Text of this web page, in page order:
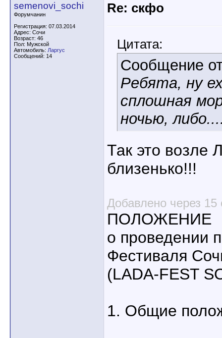
semenovi_sochi
Форумчанин
Регистрация: 07.03.2014
Адрес: Сочи
Возраст: 46
Пол: Мужской
Автомобиль: Ларгус
Сообщений: 14
Re: скфо
Цитата:
Сообщение
Ребята, ну
сплошная
ночью,
Так это возле
близенько!!!
Добавлено через 15
ПОЛОЖЕНИЕ
о проведении
Фестиваля
(LADA-FEST
1. Общие